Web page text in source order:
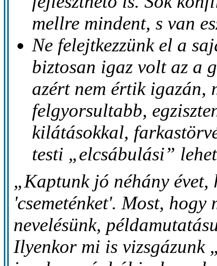
mellre mindent, s van
Ne felejtkezzünk el a
biztosan igaz volt az a
azért nem értik igazán,
felgyorsultabb,
kilátásokkal,
testi „elcsábulási”
„Kaptunk jó néhány
'csemeténket'. Most,
nevelésünk,
Ilyenkor mi is vizsgázunk